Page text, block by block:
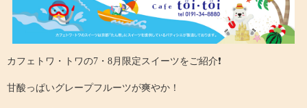
カフェトワ・トワの7・8月限定スイーツをご紹介❗️
甘酸っぱいグレープフルーツが爽やか！